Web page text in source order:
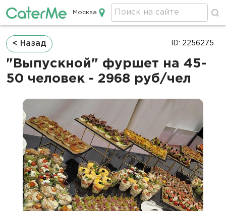
Кейтеринг в Москве
Москва
Строка
навигации
< Назад
"Выпускной" фуршет на 45-
50 человек - 2968 руб/чел
ID: 2256275